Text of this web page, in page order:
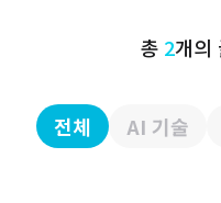
총 2개의
전체 AI 기술